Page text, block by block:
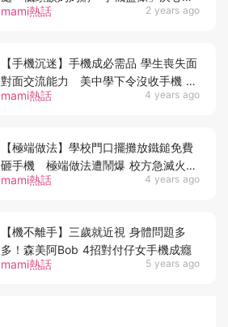
mami熱話 2 years ago
伴兒子
mami熱話 4 years ago
【手機沉迷】手機成必需品 學生喪失面
對面交流能力 美中學下令沒收手機 一
年後成效卓著
mami熱話 4 years ago
【極端做法】學校門口擺攤放鐵鎚免費
砸手機 極端做法遭鬧爆 校方急滅火
「會賠錢！」
mami熱話 5 years ago
【機不離手】三歲就近視 身體問題多
多！森美阿Bob 4招對付仔女手機成癮